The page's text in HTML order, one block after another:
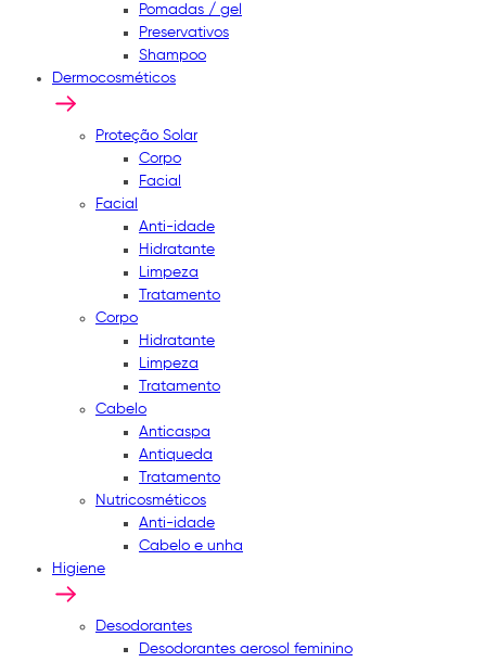
Pomadas / gel
Preservativos
Shampoo
Dermocosméticos
Proteção Solar
Corpo
Facial
Facial
Anti-idade
Hidratante
Limpeza
Tratamento
Corpo
Hidratante
Limpeza
Tratamento
Cabelo
Anticaspa
Antiqueda
Tratamento
Nutricosméticos
Anti-idade
Cabelo e unha
Higiene
Desodorantes
Desodorantes aerosol feminino